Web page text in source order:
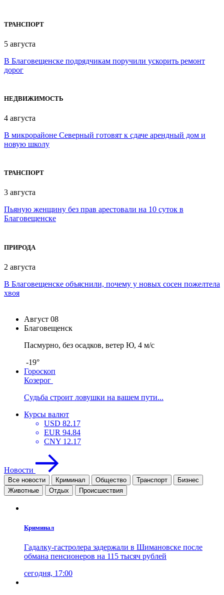
ТРАНСПОРТ
5 августа
В Благовещенске подрядчикам поручили ускорить ремонт
дорог
НЕДВИЖИМОСТЬ
4 августа
В микрорайоне Северный готовят к сдаче арендный дом и
новую школу
ТРАНСПОРТ
3 августа
Пьяную женщину без прав арестовали на 10 суток в
Благовещенске
ПРИРОДА
2 августа
В Благовещенске объяснили, почему у новых сосен пожелтела
хвоя
Август 08
Благовещенск
Пасмурно, без осадков, ветер Ю, 4 м/с
-19°
Гороскоп
Козерог
Судьба строит ловушки на вашем пути...
Курсы валют
USD 82.17
EUR 94.84
CNY 12.17
Новости
Все новости Криминал Общество Транспорт
Бизнес
Животные
Отдых Проиcшествия
Криминал
Гадалку-гастролера задержали в Шимановске после
обмана пенсионеров на 115 тысяч рублей
сегодня, 17:00